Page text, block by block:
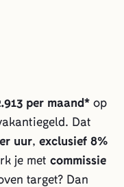
per maand* op
Dat
uur, exclusief 8%
je met commissie
target? Dan